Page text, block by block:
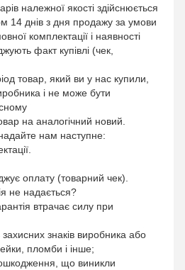
належної якості здійснюється
14 днів з дня продажу за умови
комплектації і наявності
факт купівлі (чек,
товар, який ви у нас купили,
і не може бути
на аналогічний новий.
нам наступне:
оплату (товарний чек).
не надається?
втрачає силу при
знаків виробника або
пломби і інше;
що виникли